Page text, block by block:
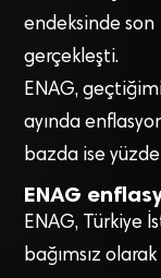
endeksinde son
gerçekleşti.
ENAG,
ayında
bazda ise
ENAG
ENAG, Türkiye
bağımsız